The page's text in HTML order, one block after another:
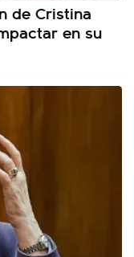
de Cristina
en su